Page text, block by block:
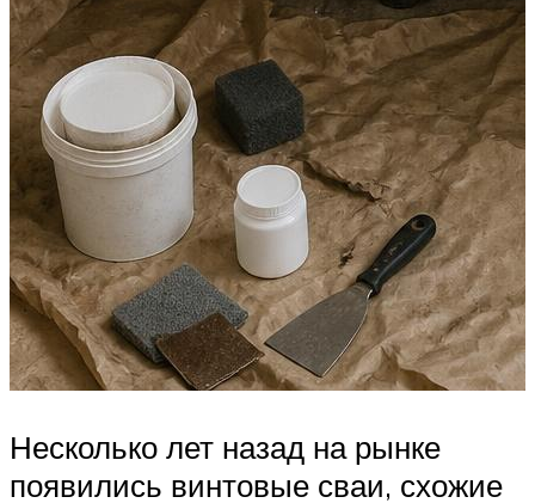
Несколько лет назад на рынке
появились винтовые сваи, схожие